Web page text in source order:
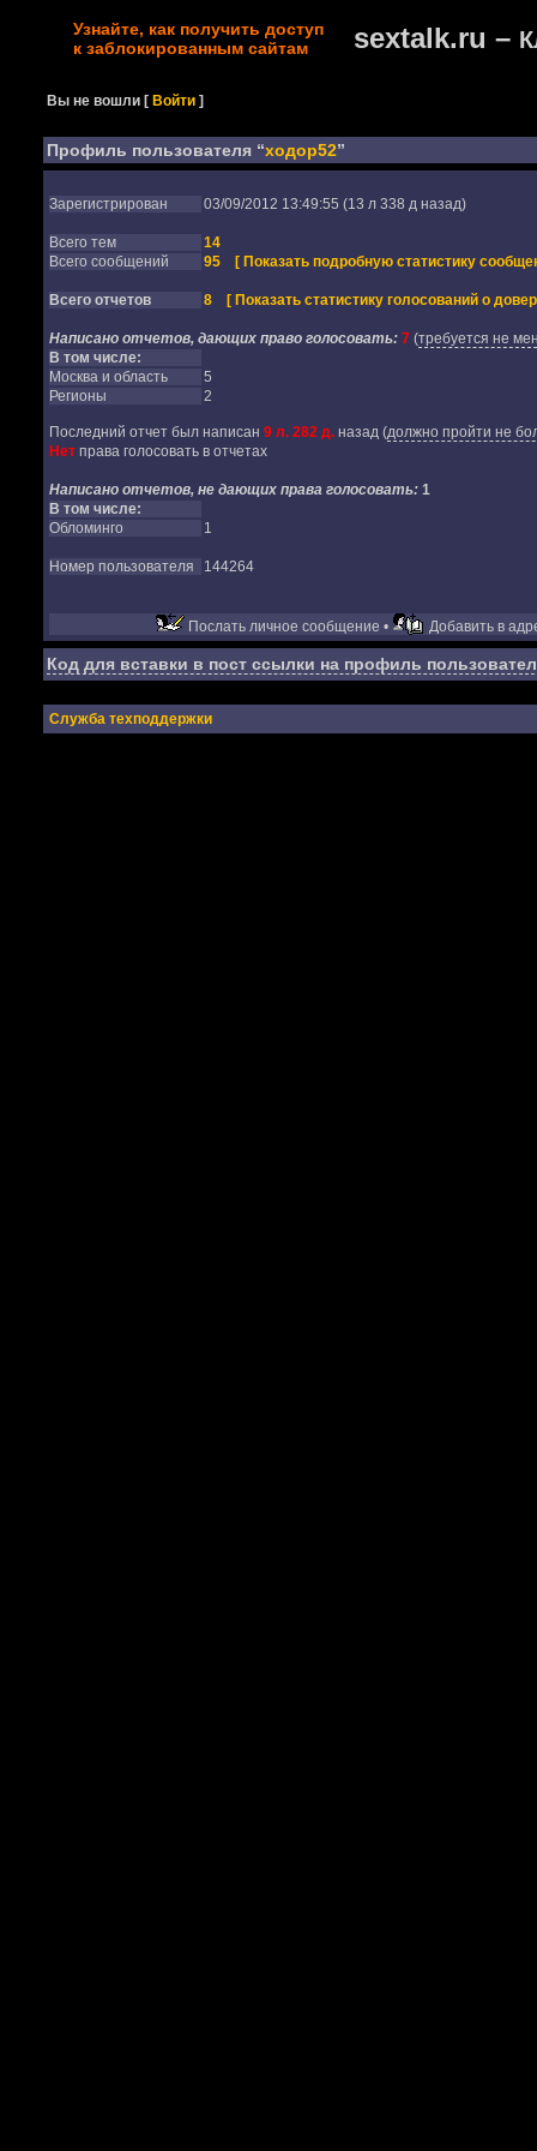
Узнайте, как получить доступ
к заблокированным сайтам
sextalk.ru –
Вы не вошли [Войти ]
Профиль пользователя “ходор52”
Зарегистрирован 03/09/2012 13:49:55 (13 л 338 д назад)
Всего тем
14
Всего сообщений
95 [ Показать подробную статистику
Всего отчетов 8 [ Показать статистику голосований о
Написано отчетов, дающих право голосовать: 7(требуется не
В том числе:
Москва и область
5
Регионы
2
Последний отчет был написан 9 л. 282 д.назад(должно пройти не
Нетправа голосовать в отчетах
Написано отчетов, не дающих права голосовать: 1
В том числе:
Обломинго
1
Номер пользователя 144264
Послать личное сообщение • Добавить в
Код для вставки в пост ссылки на профиль
Служба техподдержки